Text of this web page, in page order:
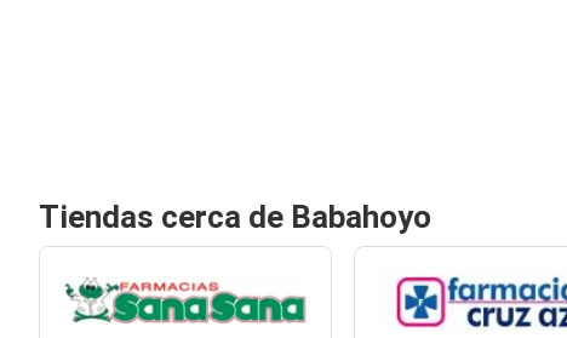
Tiendas cerca de Babahoyo